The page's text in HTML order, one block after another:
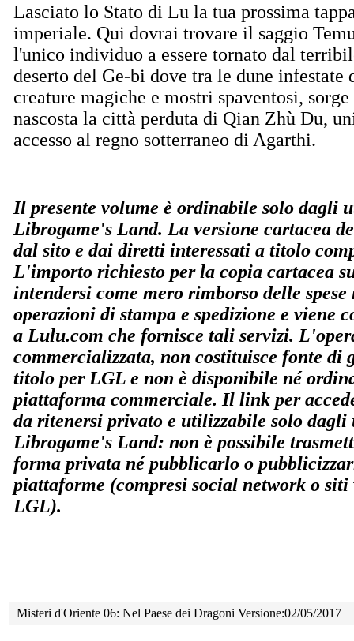
Lasciato lo Stato di Lu la tua prossima
imperiale. Qui dovrai trovare il saggio
l'unico individuo a essere tornato dal
deserto del Ge-bi dove tra le dune infestate
creature magiche e mostri spaventosi, sorge
nascosta la città perduta di Qian Zhù Du,
accesso al regno sotterraneo di Agarthi.
Il presente volume è ordinabile solo dagli
Librogame's Land. La versione cartacea
dal sito e dai diretti interessati a titolo
L'importo richiesto per la copia cartacea
intendersi come mero rimborso delle
operazioni di stampa e spedizione e viene
a Lulu.com che fornisce tali servizi.
commercializzata, non costituisce fonte di
titolo per LGL e non è disponibile né
piattaforma commerciale. Il link per
da ritenersi privato e utilizzabile solo
Librogame's Land: non è possibile
forma privata né pubblicarlo o
piattaforme (compresi social network o
LGL).
Misteri d'Oriente 06: Nel Paese dei Dragoni Versione:02/05/2017